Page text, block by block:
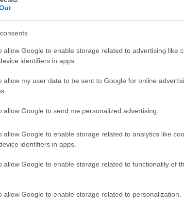
allow Google to enable storage related to advertising like
identifiers in apps.
allow my user data to be sent to Google for online
allow Google to send me personalized advertising.
allow Google to enable storage related to analytics like
identifiers in apps.
allow Google to enable storage related to functionality of
allow Google to enable storage related to personalization.
να επικοινωνούν στη Σφυριχτή
της Αντιάς παραμένει ζωντανή και
ίδια τα παιδιά του χωριού.